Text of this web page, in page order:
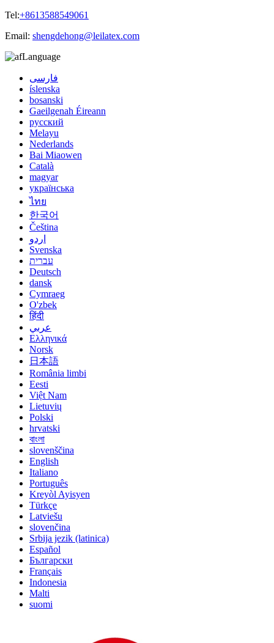
Tel:+8613588549061
Email: shengdehong@leilatex.com
Language
فارسی
íslenska
bosanski
Gaeilgenah Éireann
русский
Melayu
Nederlands
Bai Miaowen
Català
magyar
українська
ไทย
한국어
Čeština
اردو
Svenska
עברית
Deutsch
dansk
Cymraeg
O'zbek
हिंदी
عربي
Ελληνικά
Norsk
日本語
România limbi
Eesti
Việt Nam
Lietuvių
Polski
hrvatski
বাংলা
slovenščina
English
Italiano
Português
Kreyòl Ayisyen
Türkçe
Latviešu
slovenčina
Srbija jezik (latinica)
Español
Български
Français
Indonesia
Malti
suomi